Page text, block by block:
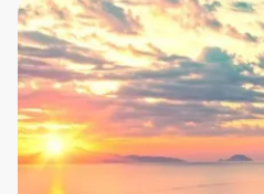
Rejsekalender
Inspiration
Information